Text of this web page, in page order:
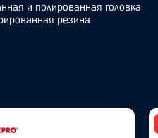
и полированная головка
резина